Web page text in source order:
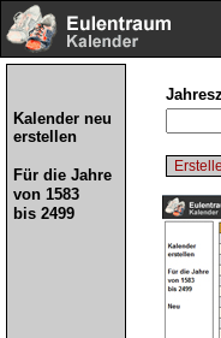
Kalender neu
erstellen
Für die Jahre
von 1583
bis 2499